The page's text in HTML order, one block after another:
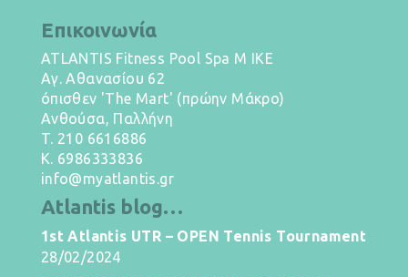
Επικοινωνία
ATLANTIS Fitness Pool Spa M IKE
Αγ. Αθανασίου 62
όπισθεν 'The Mart' (πρώην Μάκρο)
Ανθούσα, Παλλήνη
T. 210 6616886
K. 6986333836
info@myatlantis.gr
Atlantis blog…
1st Atlantis UTR – OPEN Tennis Tournament
28/02/2024